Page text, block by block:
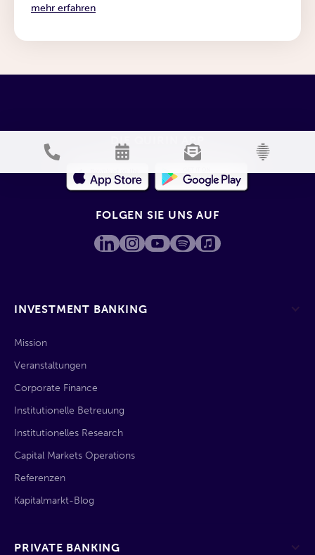
mehr erfahren
INVESTMENT BANKING
Mission
Veranstaltungen
Corporate Finance
Institutionelle Betreuung
Institutionelles Research
Capital Markets Operations
Referenzen
Kapitalmarkt-Blog
PRIVATE BANKING
DIE QUIRIN APP
FOLGEN SIE UNS AUF